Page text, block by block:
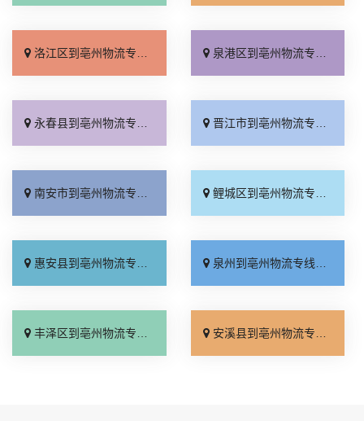
洛江区到亳州物流专线_全境到达「市县派送」 泉港区到亳州物流专线_多少一方「多久时间」
永春县到亳州物流专线_送货上门「服务周到」 晋江市到亳州物流专线_整车配货「上门提货」
南安市到亳州物流专线_随叫随到「快速响应」 鲤城区到亳州物流专线_每日发车「收费标准」
惠安县到亳州物流专线_收费标准「保证时效」 泉州到亳州物流专线_多久能到「高效运输」
丰泽区到亳州物流专线_全境配送「零担配货」 安溪县到亳州物流专线_诚信为先「多少一吨」